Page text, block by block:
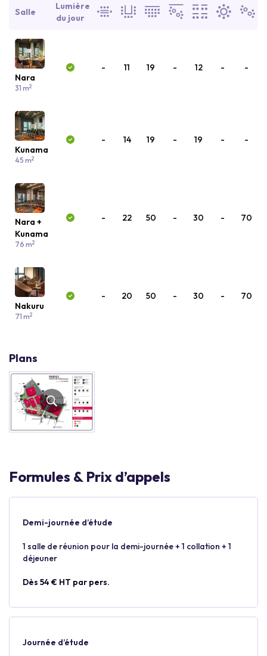
Salle
Lumière
du jour
Nara
31 m2
- 11 19 - 12 - -
Kunama
45 m2
- 14 19 - 19 - -
Nara +
Kunama
76 m2
- 22 50 - 30 - 70
Nakuru
71 m2
- 20 50 - 30 - 70
Plans
Formules & Prix d’appels
Demi-journée d’étude
1 salle de réunion pour la demi-journée + 1 collation + 1
déjeuner
Dès 54 € HT par pers.
Journée d’étude